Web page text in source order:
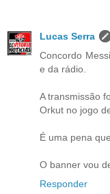
Lucas Serra
Concordo
e da rádio.
A transmissão
Orkut no jogo
É uma pena
O banner vou
Responder